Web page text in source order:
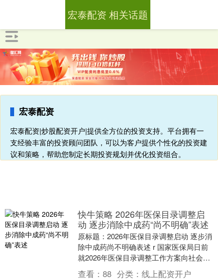
宏泰配资
宏泰配资|炒股配资开户|提供全方位的投资支持。平台拥有一
支经验丰富的投资顾问团队，可以为客户提供个性化的投资建
议和策略，帮助您制定长期投资规划并优化投资组合。
宏泰配资 相关话题
快牛策略 2026年医保目录调整启
动 逐步消除中成药“尚不明确”表述
原标题：2026年医保目录调整启动 逐步消
除中成药尚不明确表述 r 国家医保局日前
就2026年医保目录调整工作方案向社会公
开征求意见，标志着一年一度的医保药品
查看： 88 分类： 线上配资开户